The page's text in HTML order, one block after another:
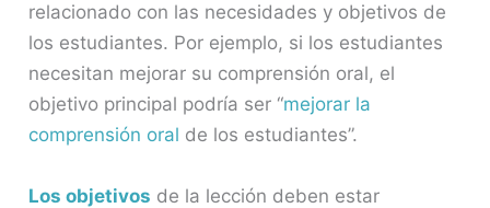
relacionado con las necesidades y objetivos de
los estudiantes. Por ejemplo, si los estudiantes
necesitan mejorar su comprensión oral, el
objetivo principal podría ser “mejorar la
comprensión oral de los estudiantes”.
Los objetivos de la lección deben estar